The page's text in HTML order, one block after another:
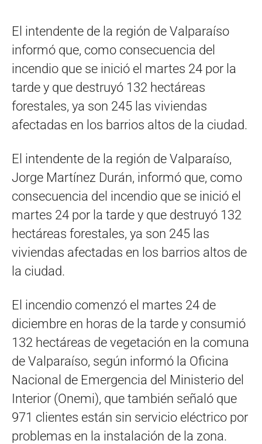
El intendente de la región de Valparaíso
informó que, como consecuencia del
incendio que se inició el martes 24 por la
tarde y que destruyó 132 hectáreas
forestales, ya son 245 las viviendas
afectadas en los barrios altos de la ciudad.
El intendente de la región de Valparaíso,
Jorge Martínez Durán, informó que, como
consecuencia del incendio que se inició el
martes 24 por la tarde y que destruyó 132
hectáreas forestales, ya son 245 las
viviendas afectadas en los barrios altos de
la ciudad.
El incendio comenzó el martes 24 de
diciembre en horas de la tarde y consumió
132 hectáreas de vegetación en la comuna
de Valparaíso, según informó la Oficina
Nacional de Emergencia del Ministerio del
Interior (Onemi), que también señaló que
971 clientes están sin servicio eléctrico por
problemas en la instalación de la zona.